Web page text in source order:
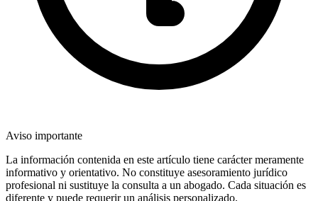
Aviso importante
La información contenida en este artículo tiene carácter meramente
informativo y orientativo. No constituye asesoramiento jurídico
profesional ni sustituye la consulta a un abogado. Cada situación es
diferente y puede requerir un análisis personalizado.